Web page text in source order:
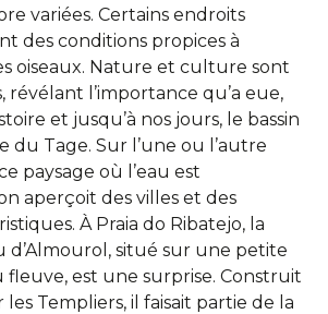
variées. Certains endroits
des conditions propices à
oiseaux. Nature et culture sont
révélant l’importance qu’a eue,
et jusqu’à nos jours, le bassin
du Tage. Sur l’une ou l’autre
paysage où l’eau est
aperçoit des villes et des
À Praia do Ribatejo, la
d’Almourol, situé sur une petite
fleuve, est une surprise. Construit
les Templiers, il faisait partie de la